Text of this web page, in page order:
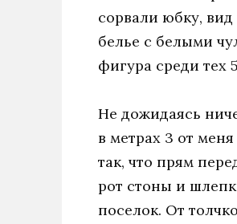
сорвали юбку,
белье с белыми
фигура среди тех
Не дожидаясь
в метрах 3 от
так, что прям
рот стоны и
поселок. От